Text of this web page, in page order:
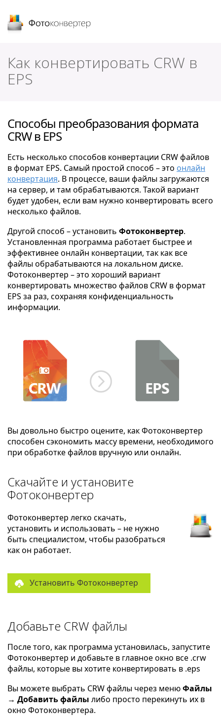
Как конвертировать CRW в
EPS
Способы преобразования формата
CRW в EPS
Есть несколько способов конвертации CRW файлов
в формат EPS. Самый простой способ – это онлайн
конвертация. В процессе, ваши файлы загружаются
на сервер, и там обрабатываются. Такой вариант
будет удобен, если вам нужно конвертировать всего
несколько файлов.
Другой способ – установить Фотоконвертер.
Установленная программа работает быстрее и
эффективнее онлайн конвертации, так как все
файлы обрабатываются на локальном диске.
Фотоконвертер – это хороший вариант
конвертировать множество файлов CRW в формат
EPS за раз, сохраняя конфиденциальность
информации.
Вы довольно быстро оцените, как Фотоконвертер
способен сэкономить массу времени, необходимого
при обработке файлов вручную или онлайн.
Скачайте и установите
Фотоконвертер
Фотоконвертер легко скачать,
установить и использовать – не нужно
быть специалистом, чтобы разобраться
как он работает.
Установить Фотоконвертер
Добавьте CRW файлы
После того, как программа установилась, запустите
Фотоконвертер и добавьте в главное окно все .crw
файлы, которые вы хотите конвертировать в .eps
Вы можете выбрать CRW файлы через менюФайлы
→ Добавить файлы либо просто перекинуть их в
окно Фотоконвертера.